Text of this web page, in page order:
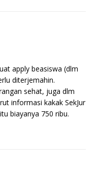
apply beasiswa (dlm
diterjemahin.
sehat, juga dlm
informasi kakak SekJur
biayanya 750 ribu.